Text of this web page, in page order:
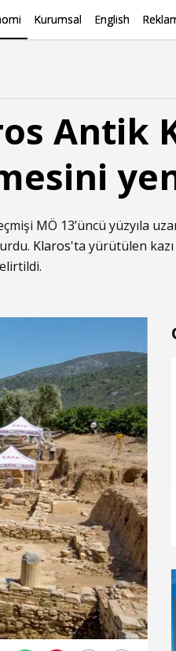
Kurumsal English
Antik
MÖ 13’üncü yüzyıla
Klaros'ta yürütülen kazı